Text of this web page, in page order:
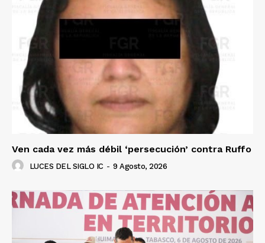
Ven cada vez más débil ‘persecución’ contra Ruffo
LUCES DEL SIGLO IC - 9 Agosto, 2026